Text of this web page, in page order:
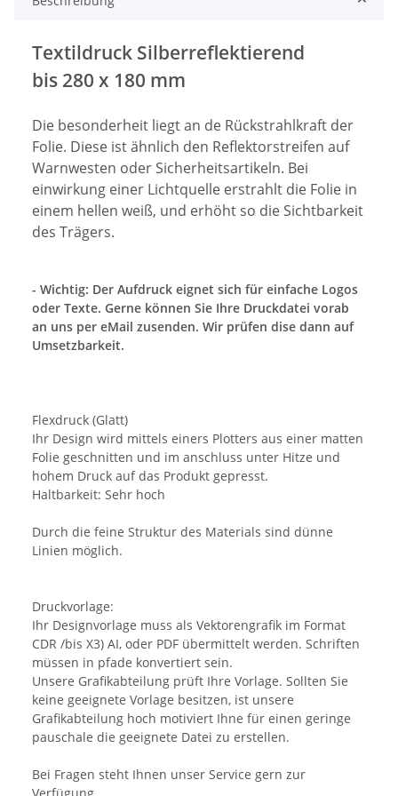
Textildruck Silberreflektierend
bis 280 x 180 mm
Die besonderheit liegt an de Rückstrahlkraft der
Folie. Diese ist ähnlich den Reflektorstreifen auf
Warnwesten oder Sicherheitsartikeln. Bei
einwirkung einer Lichtquelle erstrahlt die Folie in
einem hellen weiß, und erhöht so die Sichtbarkeit
des Trägers.
- Wichtig: Der Aufdruck eignet sich für einfache Logos
oder Texte. Gerne können Sie Ihre Druckdatei vorab
an uns per eMail zusenden. Wir prüfen dise dann auf
Umsetzbarkeit.
Flexdruck (Glatt)
Ihr Design wird mittels einers Plotters aus einer matten
Folie geschnitten und im anschluss unter Hitze und
hohem Druck auf das Produkt gepresst.
Haltbarkeit: Sehr hoch
Durch die feine Struktur des Materials sind dünne
Linien möglich.
Druckvorlage:
Ihr Designvorlage muss als Vektorengrafik im Format
CDR /bis X3) AI, oder PDF übermittelt werden. Schriften
müssen in pfade konvertiert sein.
Unsere Grafikabteilung prüft Ihre Vorlage. Sollten Sie
keine geeignete Vorlage besitzen, ist unsere
Grafikabteilung hoch motiviert Ihne für einen geringe
pauschale die geeignete Datei zu erstellen.
Bei Fragen steht Ihnen unser Service gern zur